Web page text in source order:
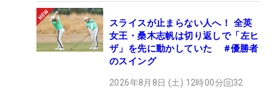
スライスが止まらない人へ！ 全英
女王・桑木志帆は切り返しで「左ヒ
ザ」を先に動かしていた #優勝者
のスイング
2026年8月8日 (土) 12時00分 32